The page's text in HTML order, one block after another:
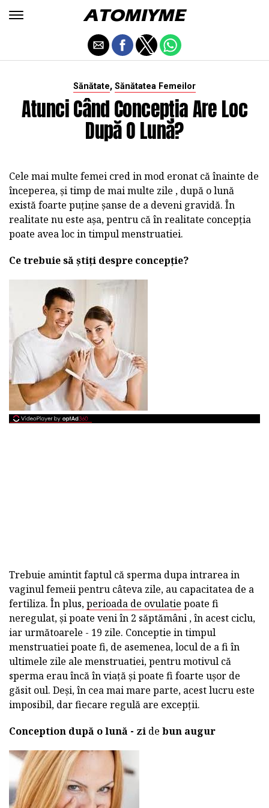
Sănătate, Sănătatea Femeilor
Atunci Când Concepția Are Loc
După O Lună?
Cele mai multe femei cred in mod eronat că înainte de
începerea, și timp de mai multe zile , după o lună
există foarte puține șanse de a deveni gravidă. În
realitate nu este așa, pentru că în realitate concepția
poate avea loc in timpul menstruatiei.
Ce trebuie să știți despre concepție?
Trebuie amintit faptul că sperma dupa intrarea in
vaginul femeii pentru câteva zile, au capacitatea de a
fertiliza. În plus,perioada de ovulatie poate fi
neregulat, și poate veni în 2 săptămâni , în acest ciclu,
iar următoarele - 19 zile. Conceptie in timpul
menstruatiei poate fi, de asemenea, locul de a fi în
ultimele zile ale menstruatiei, pentru motivul că
sperma erau încă în viață și poate fi foarte ușor de
găsit oul. Deși, în cea mai mare parte, acest lucru este
imposibil, dar fiecare regulă are excepții.
Conception după o lună - zi de bun augur